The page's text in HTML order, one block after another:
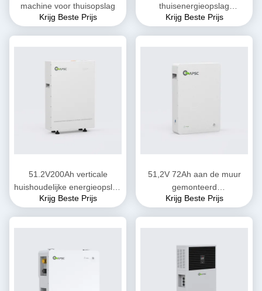
machine voor thuisopslag
Krijg Beste Prijs
thuisenergieopslag
accupakket
Krijg Beste Prijs
51.2V200Ah verticale
huishoudelijke energieopslag
batterijpack
Krijg Beste Prijs
51,2V 72Ah aan de muur
gemonteerd
thuisenergieopslagsysteem
Krijg Beste Prijs